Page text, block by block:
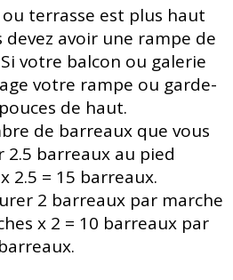
terrasse est plus haut
devez avoir une rampe de
votre balcon ou galerie
votre rampe ou garde-
de haut.
de barreaux que vous
2.5 barreaux au pied
2.5 = 15 barreaux.
2 barreaux par marche
x 2 = 10 barreaux par